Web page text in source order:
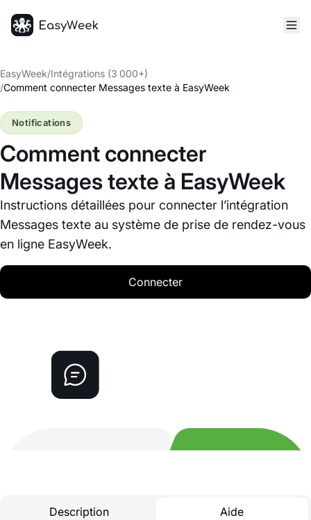
EasyWeek/Intégrations (3 000+)
/Comment connecter Messages texte à EasyWeek
Comment connecter
Messages texte à EasyWeek
Instructions détaillées pour connecter l’intégration
Messages texte au système de prise de rendez-vous
en ligne EasyWeek.
Notifications
Connecter
Description Aide